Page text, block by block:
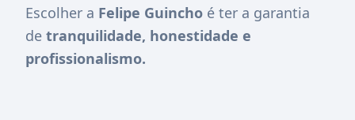
Escolher a Felipe Guincho é ter a garantia
de tranquilidade, honestidade e
profissionalismo.